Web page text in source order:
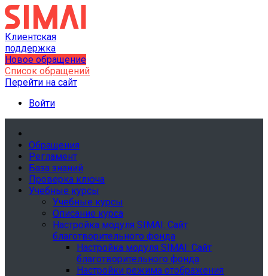
Клиентская
поддержка
Новое обращение
Список обращений
Перейти на сайт
Войти
Обращения
Регламент
База знаний
Проверка ключа
Учебные курсы
Учебные курсы
Описание курса
Настройка модуля SIMAI: Сайт
благотворительного фонда
Настройка модуля SIMAI: Сайт
благотворительного фонда
Настройки режима отображения